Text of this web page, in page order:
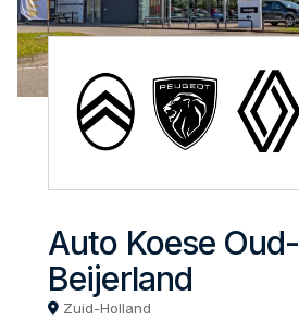
Auto Koese Oud-
Beijerland
Zuid-Holland